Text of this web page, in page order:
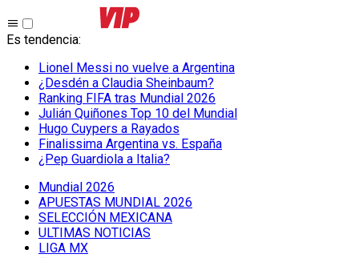
Es tendencia:
Lionel Messi no vuelve a Argentina
¿Desdén a Claudia Sheinbaum?
Ranking FIFA tras Mundial 2026
Julián Quiñones Top 10 del Mundial
Hugo Cuypers a Rayados
Finalissima Argentina vs. España
¿Pep Guardiola a Italia?
Mundial 2026
APUESTAS MUNDIAL 2026
SELECCIÓN MEXICANA
ULTIMAS NOTICIAS
LIGA MX